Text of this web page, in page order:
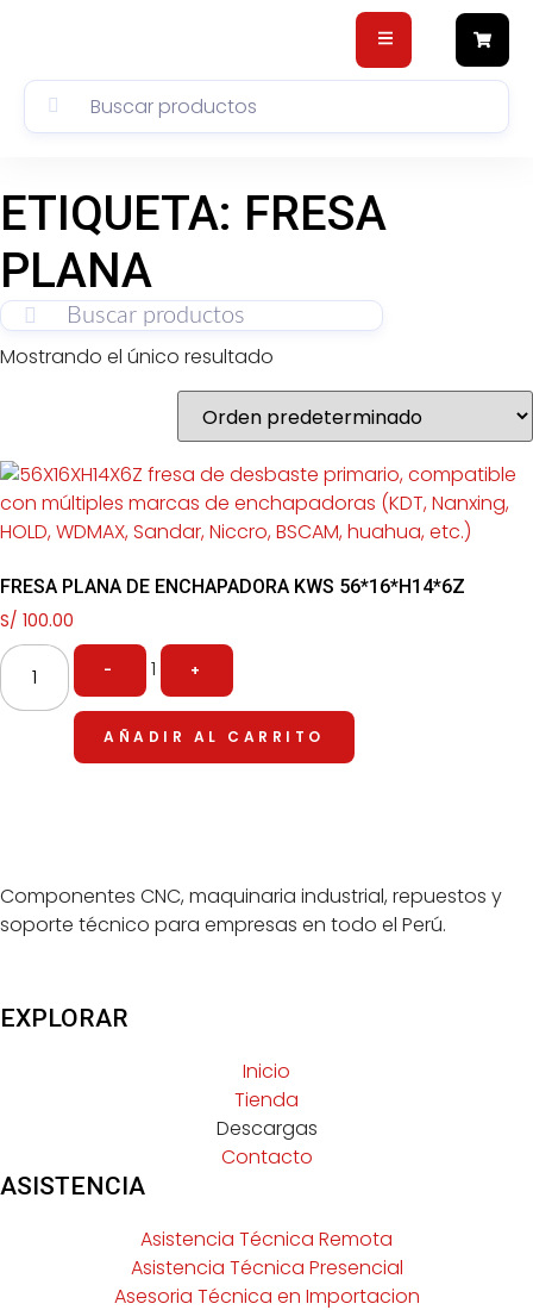
ETIQUETA: FRESA
PLANA
Mostrando el único resultado
FRESA PLANA DE ENCHAPADORA KWS 56*16*H14*6Z
S/ 100.00
- 1 +
AÑADIR AL CARRITO
Componentes CNC, maquinaria industrial, repuestos y
soporte técnico para empresas en todo el Perú.
EXPLORAR
Inicio
Tienda
Descargas
Contacto
ASISTENCIA
Asistencia Técnica Remota
Asistencia Técnica Presencial
Asesoria Técnica en Importacion